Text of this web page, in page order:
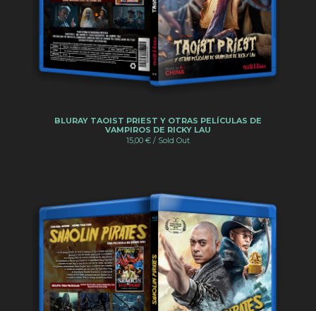
BLURAY TAOIST PRIEST Y OTRAS PELÍCULAS DE
VAMPIROS DE RICKY LAU
15,00 € / Sold Out